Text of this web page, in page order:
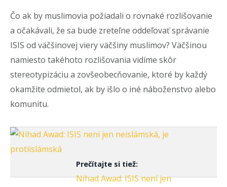
Čo ak by muslimovia požiadali o rovnaké rozlišovanie
a očakávali, že sa bude zreteľne oddeľovať správanie
ISIS od väčšinovej viery väčšiny muslimov? Väčšinou
namiesto takéhoto rozlišovania vidíme skôr
stereotypizáciu a zovšeobecňovanie, ktoré by každý
okamžite odmietol, ak by išlo o iné náboženstvo alebo
komunitu.
Prečítajte si tiež:
Nihad Awad: ISIS není jen